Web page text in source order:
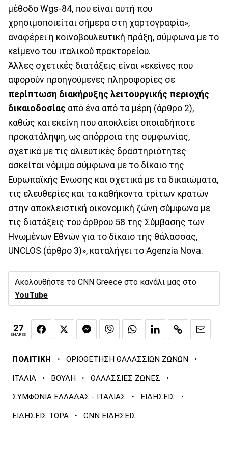
μέθοδο Wgs-84, που είναι αυτή που
χρησιμοποιείται σήμερα στη χαρτογραφία»,
αναφέρει η κοινοβουλευτική πράξη, σύμφωνα με το
κείμενο του ιταλικού πρακτορείου.
Άλλες σχετικές διατάξεις είναι «εκείνες που
αφορούν προηγούμενες πληροφορίες σε
περίπτωση διακήρυξης λειτουργικής περιοχής
δικαιοδοσίας από ένα από τα μέρη (άρθρο 2),
καθώς και εκείνη που αποκλείει οποιαδήποτε
προκατάληψη, ως απόρροια της συμφωνίας,
σχετικά με τις αλιευτικές δραστηριότητες
ασκείται νόμιμα σύμφωνα με το δίκαιο της
Ευρωπαϊκής Ένωσης και σχετικά με τα δικαιώματα,
τις ελευθερίες και τα καθήκοντα τρίτων κρατών
στην αποκλειστική οικονομική ζώνη σύμφωνα με
τις διατάξεις του άρθρου 58 της Σύμβασης των
Ηνωμένων Εθνών για το δίκαιο της θάλασσας,
UNCLOS (άρθρο 3)», καταλήγει το Agenzia Nova.
Ακολουθήστε το CNN Greece στο κανάλι μας στο
YouTube
27
SHARES
ΠΟΛΙΤΙΚΗ · ΟΡΙΟΘΕΤΗΣΗ ΘΑΛΑΣΣΙΩΝ ΖΩΝΩΝ ·
ΙΤΑΛΙΑ · ΒΟΥΛΗ · ΘΑΛΑΣΣΙΕΣ ΖΩΝΕΣ ·
ΣΥΜΦΩΝΙΑ ΕΛΛΑΔΑΣ - ΙΤΑΛΙΑΣ · ΕΙΔΗΣΕΙΣ ·
ΕΙΔΗΣΕΙΣ ΤΩΡΑ · CNN ΕΙΔΗΣΕΙΣ